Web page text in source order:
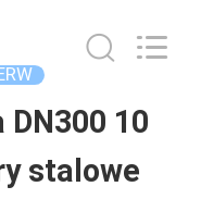
10
stalowe